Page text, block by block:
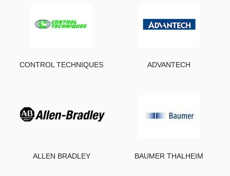
CONTROL TECHNIQUES ADVANTECH
ALLEN BRADLEY BAUMER THALHEIM